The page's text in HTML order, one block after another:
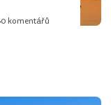
0 komentářů